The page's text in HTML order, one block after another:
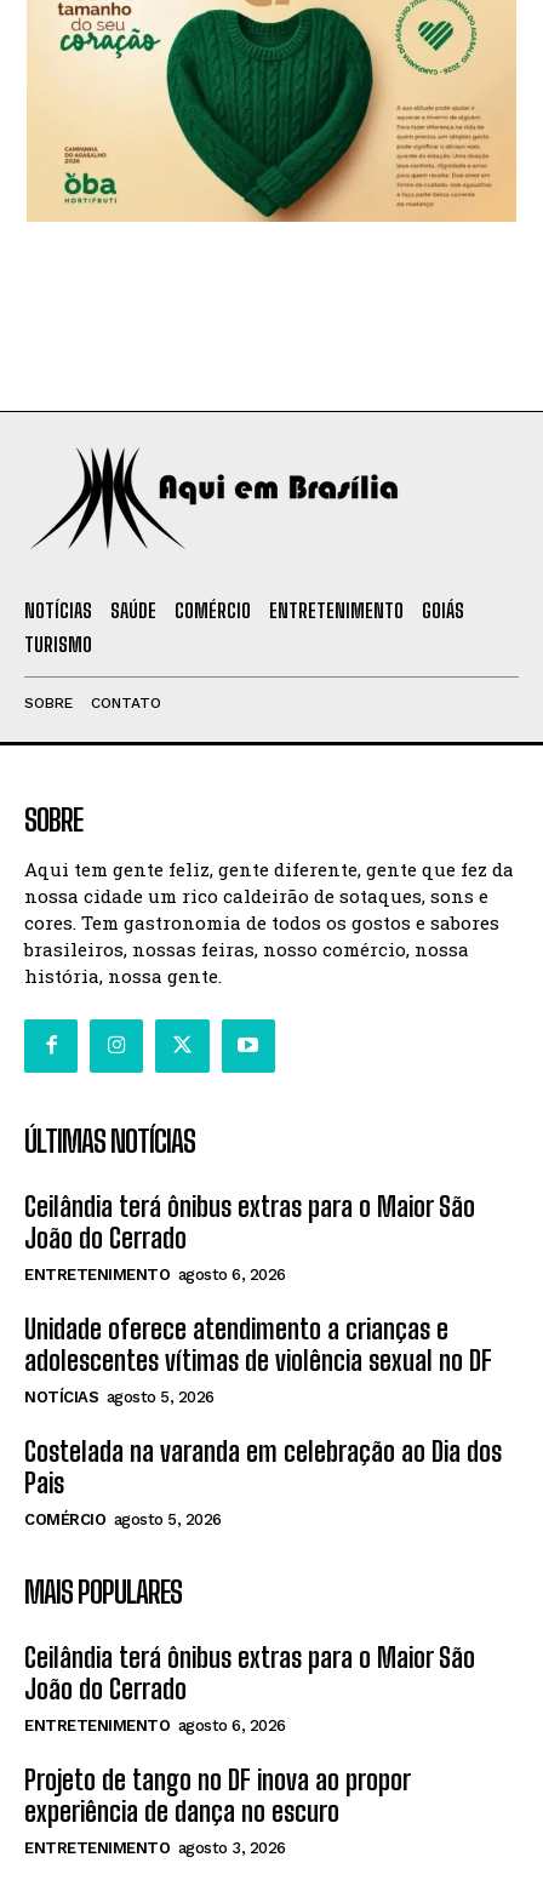
NOTÍCIAS SAÚDE COMÉRCIO ENTRETENIMENTO
GOIÁS
TURISMO
SOBRE CONTATO
SOBRE
Aqui tem gente feliz, gente diferente, gente que fez da
nossa cidade um rico caldeirão de sotaques, sons e
cores. Tem gastronomia de todos os gostos e sabores
brasileiros, nossas feiras, nosso comércio, nossa
história, nossa gente.
ÚLTIMAS NOTÍCIAS
Ceilândia terá ônibus extras para o Maior São
João do Cerrado
ENTRETENIMENTO agosto 6, 2026
Unidade oferece atendimento a crianças e
adolescentes vítimas de violência sexual no DF
NOTÍCIAS agosto 5, 2026
Costelada na varanda em celebração ao Dia dos
Pais
COMÉRCIO agosto 5, 2026
MAIS POPULARES
Ceilândia terá ônibus extras para o Maior São
João do Cerrado
ENTRETENIMENTO agosto 6, 2026
Projeto de tango no DF inova ao propor
experiência de dança no escuro
ENTRETENIMENTO agosto 3, 2026